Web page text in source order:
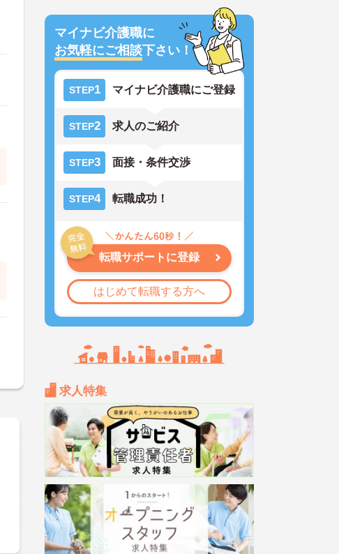
マイナビ介護職に
お気軽にご相談下さい！
STEP1 マイナビ介護職にご登録
STEP2 求人のご紹介
STEP3 面接・条件交渉
STEP4 転職成功！
転職サポートに登録
はじめて転職する方へ
求人特集